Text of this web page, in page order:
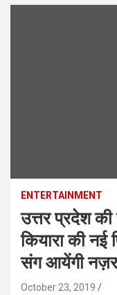
ENTERTAINMENT
उत्तर प्रदेश
कियारा की
संग आयेंगी नज़र
October 23, 2019